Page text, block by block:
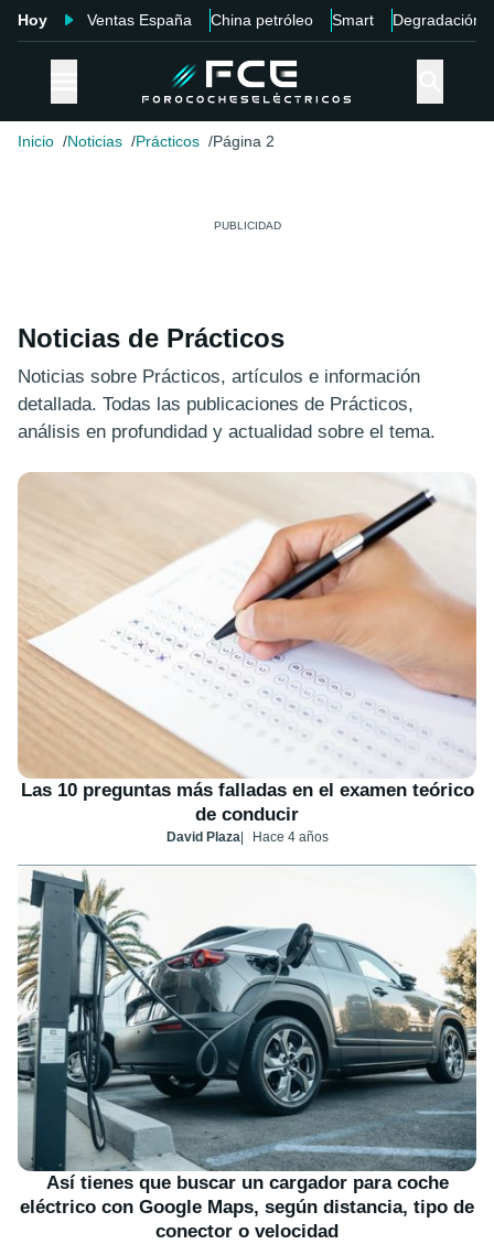
Hoy Ventas España China petróleo Smart Degradación
Inicio Noticias Prácticos Página 2
Noticias de Prácticos
Noticias sobre Prácticos, artículos e información
detallada. Todas las publicaciones de Prácticos,
análisis en profundidad y actualidad sobre el tema.
Las 10 preguntas más falladas en el examen teórico
de conducir
David Plaza Hace 4 años
Así tienes que buscar un cargador para coche
eléctrico con Google Maps, según distancia, tipo de
conector o velocidad